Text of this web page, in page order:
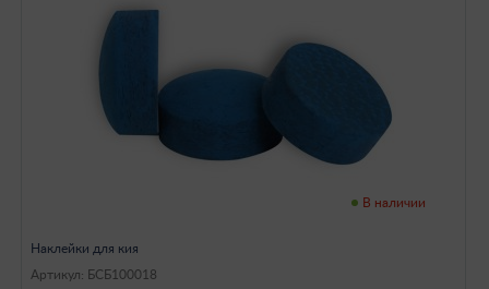
В наличии
Наклейки для кия
Артикул: БСБ100018